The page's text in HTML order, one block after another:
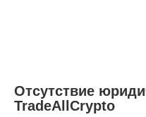
Отсутствие
TradeAllCrypto